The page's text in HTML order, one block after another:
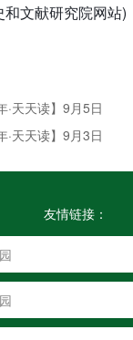
文献研究院网站)
·天天读】9月5日
·天天读】9月3日
友情链接：